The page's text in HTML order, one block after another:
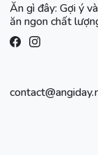
Ăn gì đây: Gợi ý
ăn ngon chất